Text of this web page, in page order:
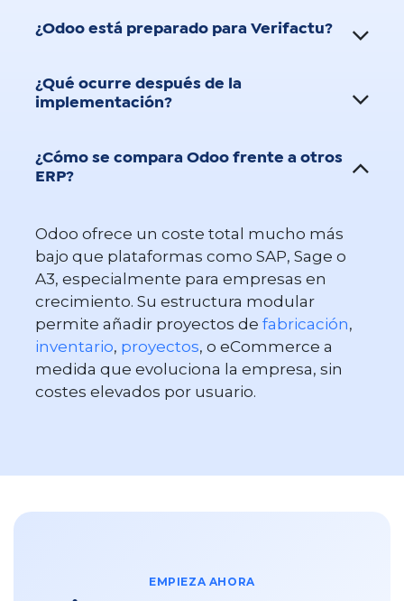
¿Odoo está preparado para Verifactu?
¿Qué ocurre después de la
implementación?
¿Cómo se compara Odoo frente a otros
ERP?
Odoo ofrece un coste total mucho más
bajo que plataformas como SAP, Sage o
A3, especialmente para empresas en
crecimiento. Su estructura modular
permite añadir proyectos de fabricación,
inventario, proyectos, o eCommerce a
medida que evoluciona la empresa, sin
costes elevados por usuario.
EMPIEZA AHORA